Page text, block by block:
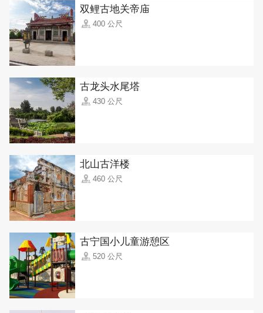
双鲤古地关帝庙
400 公尺
古龙头水尾塔
430 公尺
北山古洋楼
460 公尺
古宁国小儿童游憩区
520 公尺